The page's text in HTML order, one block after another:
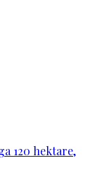
120 hektare,